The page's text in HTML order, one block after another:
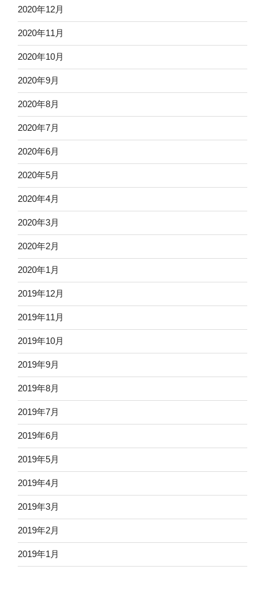
2020年12月
2020年11月
2020年10月
2020年9月
2020年8月
2020年7月
2020年6月
2020年5月
2020年4月
2020年3月
2020年2月
2020年1月
2019年12月
2019年11月
2019年10月
2019年9月
2019年8月
2019年7月
2019年6月
2019年5月
2019年4月
2019年3月
2019年2月
2019年1月